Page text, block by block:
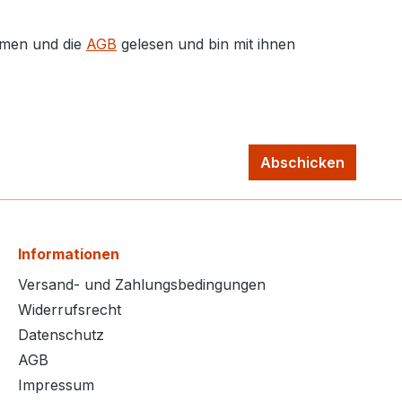
und die AGB gelesen und bin mit ihnen
Abschicken
Informationen
Versand- und Zahlungsbedingungen
Widerrufsrecht
Datenschutz
AGB
Impressum